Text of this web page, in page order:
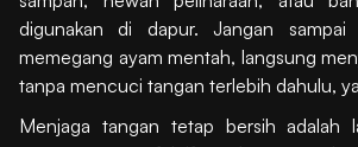
digunakan di dapur. Jangan
memegang ayam mentah, langsung
tanpa mencuci tangan terlebih dahulu,
Menjaga tangan tetap bersih adalah